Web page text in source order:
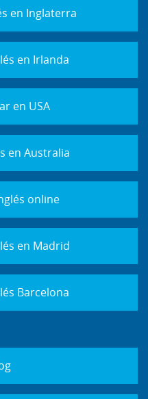
en Inglaterra
en Irlanda
en USA
en Australia
online
en Madrid
Barcelona